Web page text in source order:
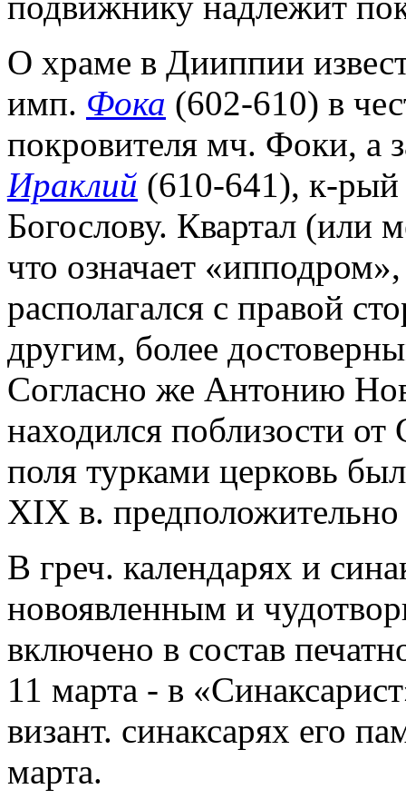
О храме в Дииппии
имп. Фока (602-610) в
покровителя мч. Фоки, а
Ираклий (610-641), к-рый
Богослову. Квартал (или
что означает
располагался с правой
другим, более
Согласно же Антонию
находился поблизости
поля турками церковь
XIX в. предположительно
В греч. календарях и
новоявленным и
включено в состав
11 марта - в
визант. синаксарях его
марта.